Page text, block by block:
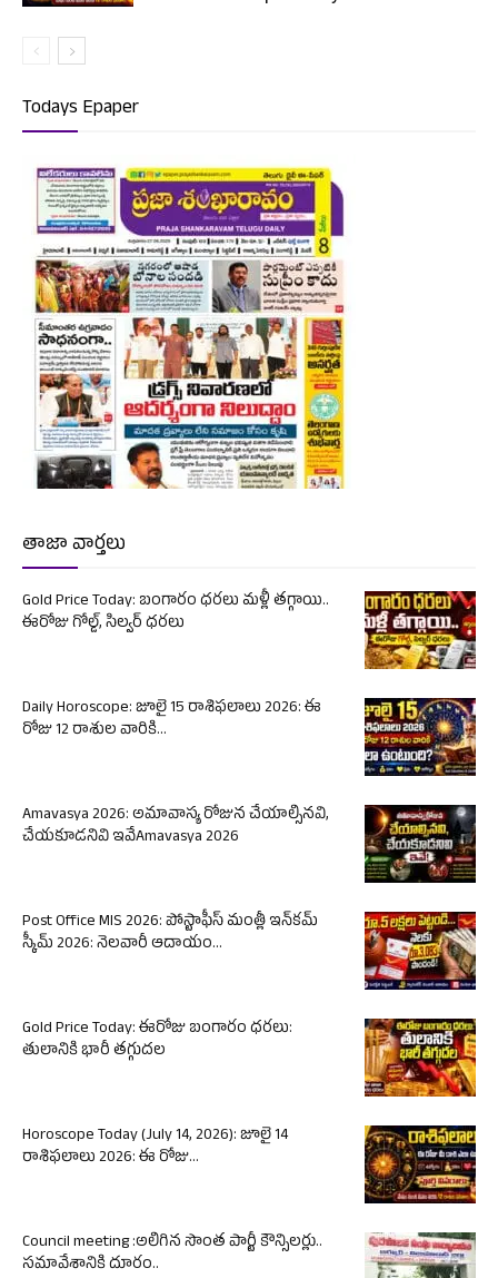
Todays Epaper
తాజా వార్తలు
Gold Price Today: బంగారం ధరలు మళ్లీ తగ్గాయి..
ఈరోజు గోల్డ్, సిల్వర్ ధరలు
Daily Horoscope: జూలై 15 రాశిఫలాలు 2026: ఈ
రోజు 12 రాశుల వారికి...
Amavasya 2026: అమావాస్య రోజున చేయాల్సినవి,
చేయకూడనివి ఇవేAmavasya 2026
Post Office MIS 2026: పోస్టాఫీస్ మంత్లీ ఇన్‌కమ్
స్కీమ్ 2026: నెలవారీ ఆదాయం...
Gold Price Today: ఈరోజు బంగారం ధరలు:
తులానికి భారీ తగ్గుదల
Horoscope Today (July 14, 2026): జూలై 14
రాశిఫలాలు 2026: ఈ రోజు...
Council meeting :అలిగిన సొంత పార్టీ కౌన్సిలర్లు..
సమావేశానికి దూరం..